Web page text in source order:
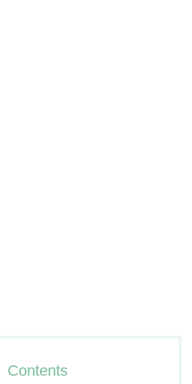
Contents